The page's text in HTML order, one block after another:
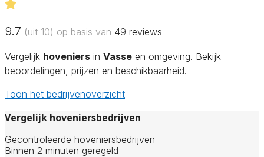
9.7 (uit 10) op basis van 49 reviews
Vergelijk hoveniers in Vasse en omgeving. Bekijk
beoordelingen, prijzen en beschikbaarheid.
Toon het bedrijvenoverzicht
Vergelijk hoveniersbedrijven
Gecontroleerde hoveniersbedrijven
Binnen 2 minuten geregeld